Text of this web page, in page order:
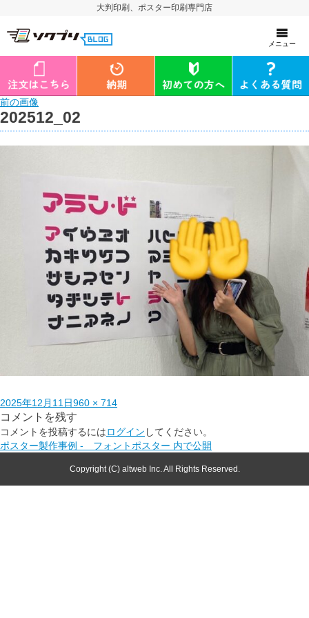
大判印刷、ポスター印刷専門店
メニュー
前の画像
202512_02
2025年12月11日960 × 714
コメントを残す
コメントを投稿するにはログイン してください。
ポスター製作事例 - フォントポスター 内で公開
Copyright (C) altweb Inc. All Rights Reserved.